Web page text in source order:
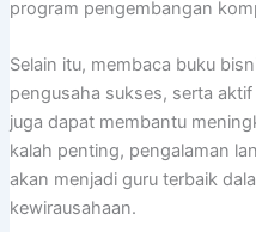
program pengembangan
Selain itu, membaca buku
pengusaha sukses, serta
juga dapat membantu
kalah penting, pengalaman
akan menjadi guru terbaik
kewirausahaan.